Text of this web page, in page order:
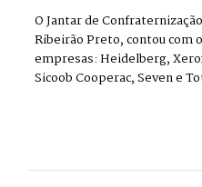
O Jantar de
Ribeirão Preto, contou com
empresas: Heidelberg,
Sicoob Cooperac, Seven e